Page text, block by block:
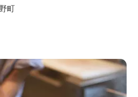
・源泉100％掛け流しの温泉・宿
より湯口で約42℃の...
町